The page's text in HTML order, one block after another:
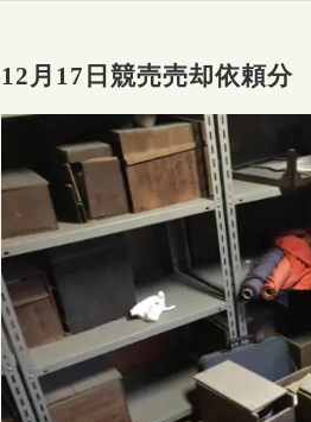
12月17日競売売却依頼分